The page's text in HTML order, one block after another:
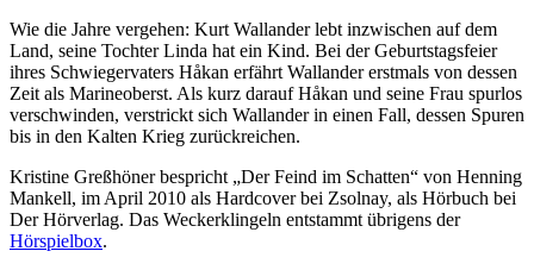
Der
Trakt
(Audio)
Wie die Jahre vergehen: Kurt Wallander lebt inzwischen auf dem
Land, seine Tochter Linda hat ein Kind. Bei der Geburtstagsfeier
ihres Schwiegervaters Håkan erfährt Wallander erstmals von dessen
Zeit als Marineoberst. Als kurz darauf Håkan und seine Frau spurlos
verschwinden, verstrickt sich Wallander in einen Fall, dessen Spuren
bis in den Kalten Krieg zurückreichen.
Kristine Greßhöner bespricht „Der Feind im Schatten“ von Henning
Mankell, im April 2010 als Hardcover bei Zsolnay, als Hörbuch bei
Der Hörverlag. Das Weckerklingeln entstammt übrigens der
Hörspielbox.